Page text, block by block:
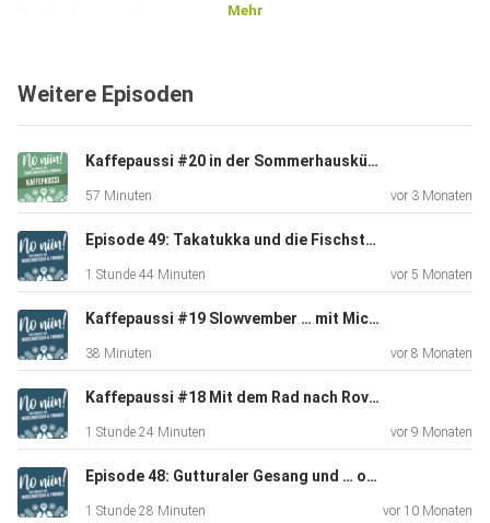
[00:13:10] In der finnischen Bibliothek – Tine erzählt, wie
sehr
sie diesen Ort zu schätzen gelernt hat
(gesehen
bei Nordisch.info)
[00:26:50] Erdrutsche und Felsabbrüche in Norwegen.
Beispiel der Trollstigen und es wird die Gefahr um Geiranger
diskutiert.
Mehr
Weitere Episoden
Kaffepaussi #20 in der Sommerhausküche mit Michaela von Mahtava.de
57 Minuten vor 3 Monaten
Episode 49: Takatukka und die Fischstäbchen
1 Stunde 44 Minuten vor 5 Monaten
Kaffepaussi #19 Slowvember … mit Michaela von mahtava.de
38 Minuten vor 8 Monaten
Kaffepaussi #18 Mit dem Rad nach Rovaniemi… mit Andrea (Community-Folge)
1 Stunde 24 Minuten vor 9 Monaten
Episode 48: Gutturaler Gesang und … oh, ein Eichhörnchen!
1 Stunde 28 Minuten vor 10 Monaten